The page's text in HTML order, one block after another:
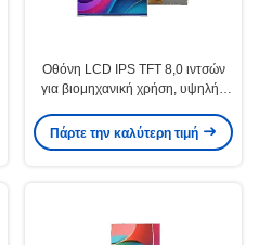
Οθόνη LCD IPS TFT 8,0 ιντσών
για βιομηχανική χρήση, υψηλής
250cd/M2
Πάρτε την καλύτερη τιμή